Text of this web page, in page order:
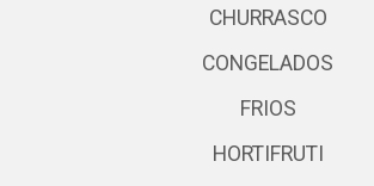
CHURRASCO
CONGELADOS
FRIOS
HORTIFRUTI